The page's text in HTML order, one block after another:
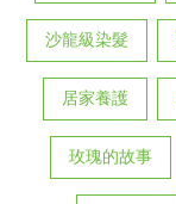
沙龍級染髮
居家養護
玫瑰的故事